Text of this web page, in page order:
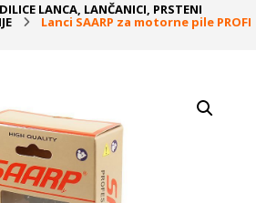
LANCA, LANČANICI, PRSTENI
Lanci SAARP za motorne pile PROFI